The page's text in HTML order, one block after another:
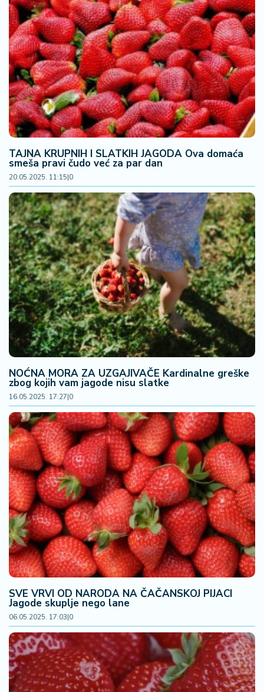
TAJNA KRUPNIH I SLATKIH JAGODA Ova domaća
smeša pravi čudo već za par dan
20.05.2025. 11:15|0
NOĆNA MORA ZA UZGAJIVAČE Kardinalne greške
zbog kojih vam jagode nisu slatke
16.05.2025. 17:27|0
SVE VRVI OD NARODA NA ČAČANSKOJ PIJACI
Jagode skuplje nego lane
06.05.2025. 17:03|0